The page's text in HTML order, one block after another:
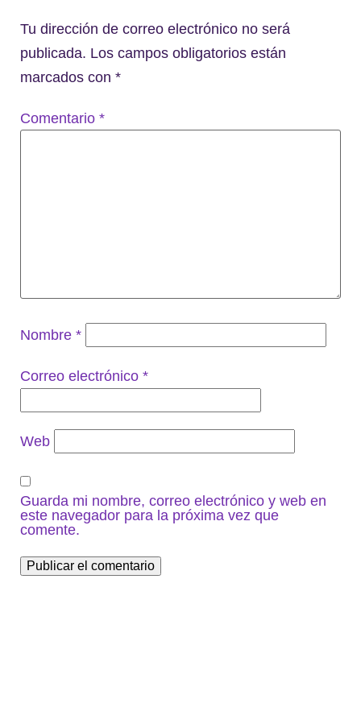
Tu dirección de correo electrónico no será
publicada. Los campos obligatorios están
marcados con *
Comentario *
Nombre *
Correo electrónico *
Web
Guarda mi nombre, correo electrónico y web en
este navegador para la próxima vez que
comente.